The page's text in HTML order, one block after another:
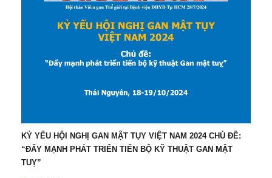
KỶ YẾU HỘI NGHỊ GAN MẬT TỤY VIỆT NAM 2024 CHỦ ĐỀ:
“ĐẨY MẠNH PHÁT TRIỂN TIẾN BỘ KỸ THUẬT GAN MẬT
TUỴ”